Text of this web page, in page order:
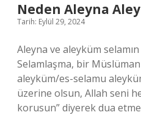
Neden Aleyna
Tarih: Eylül 29, 2024
Aleyna ve aleyküm
Selamlaşma, bir
aleyküm/es-selamu
üzerine olsun, Allah seni
korusun” diyerek dua